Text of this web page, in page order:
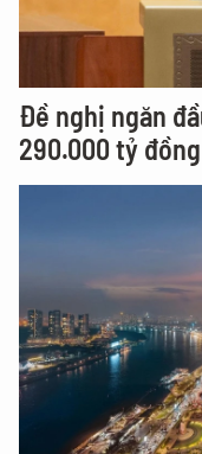
Đề nghị ngăn
290.000 tỷ